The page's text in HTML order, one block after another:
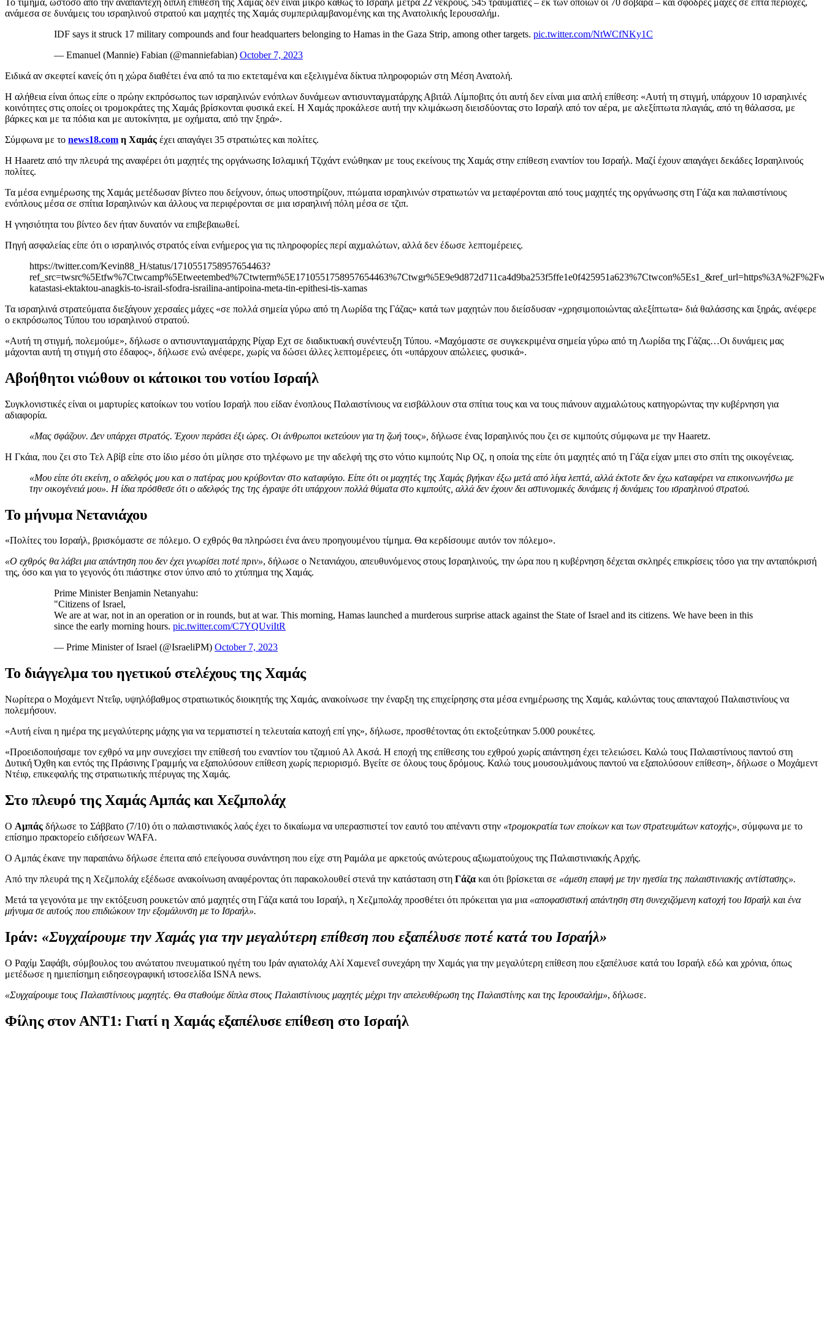
ανάμεσα σε δυνάμεις του ισραηλινού στρατού και μαχητές της Χαμάς συμπεριλαμβανομένης και της Ανατολικής Ιερουσαλήμ.
IDF says it struck 17 military compounds and four headquarters belonging to Hamas in the Gaza Strip, among other targets. pic.twitter.com/NtWCfNKy1C
— Emanuel (Mannie) Fabian (@manniefabian) October 7, 2023
Ειδικά αν σκεφτεί κανείς ότι η χώρα διαθέτει ένα από τα πιο εκτεταμένα και εξελιγμένα δίκτυα πληροφοριών στη Μέση Ανατολή.
Η αλήθεια είναι όπως είπε ο πρώην εκπρόσωπος των ισραηλινών ενόπλων δυνάμεων αντισυνταγματάρχης Αβιτάλ Λίμποβιτς ότι αυτή δεν είναι μια απλή επίθεση: «Αυτή τη στιγμή, υπάρχουν 10 ισραηλινές
κοινότητες στις οποίες οι τρομοκράτες της Χαμάς βρίσκονται φυσικά εκεί. Η Χαμάς προκάλεσε αυτή την κλιμάκωση διεισδύοντας στο Ισραήλ από τον αέρα, με αλεξίπτωτα πλαγιάς, από τη θάλασσα, με
βάρκες και με τα πόδια και με αυτοκίνητα, με οχήματα, από την ξηρά».
Σύμφωνα με το news18.com η Χαμάς έχει απαγάγει 35 στρατιώτες και πολίτες.
Η Haaretz από την πλευρά της αναφέρει ότι μαχητές της οργάνωσης Ισλαμική Τζιχάντ ενώθηκαν με τους εκείνους της Χαμάς στην επίθεση εναντίον του Ισραήλ. Μαζί έχουν απαγάγει δεκάδες Ισραηλινούς
πολίτες.
Τα μέσα ενημέρωσης της Χαμάς μετέδωσαν βίντεο που δείχνουν, όπως υποστηρίζουν, πτώματα ισραηλινών στρατιωτών να μεταφέρονται από τους μαχητές της οργάνωσης στη Γάζα και παλαιστίνιους
ενόπλους μέσα σε σπίτια Ισραηλινών και άλλους να περιφέρονται σε μια ισραηλινή πόλη μέσα σε τζιπ.
Η γνησιότητα του βίντεο δεν ήταν δυνατόν να επιβεβαιωθεί.
Πηγή ασφαλείας είπε ότι ο ισραηλινός στρατός είναι ενήμερος για τις πληροφορίες περί αιχμαλώτων, αλλά δεν έδωσε λεπτομέρειες.
https://twitter.com/Kevin88_H/status/1710551758957654463?
katastasi-ektaktou-anagkis-to-israil-sfodra-israilina-antipoina-meta-tin-epithesi-tis-xamas
Τα ισραηλινά στρατεύματα διεξάγουν χερσαίες μάχες «σε πολλά σημεία γύρω από τη Λωρίδα της Γάζας» κατά των μαχητών που διείσδυσαν «χρησιμοποιώντας αλεξίπτωτα» διά θαλάσσης και ξηράς, ανέφερε
ο εκπρόσωπος Τύπου του ισραηλινού στρατού.
«Αυτή τη στιγμή, πολεμούμε», δήλωσε ο αντισυνταγματάρχης Ρίχαρ Εχτ σε διαδικτυακή συνέντευξη Τύπου. «Μαχόμαστε σε συγκεκριμένα σημεία γύρω από τη Λωρίδα της Γάζας…Οι δυνάμεις μας
μάχονται αυτή τη στιγμή στο έδαφος», δήλωσε ενώ ανέφερε, χωρίς να δώσει άλλες λεπτομέρειες, ότι «υπάρχουν απώλειες, φυσικά».
Αβοήθητοι νιώθουν οι κάτοικοι του νοτίου Ισραήλ
Συγκλονιστικές είναι οι μαρτυρίες κατοίκων του νοτίου Ισραήλ που είδαν ένοπλους Παλαιστίνιους να εισβάλλουν στα σπίτια τους και να τους πιάνουν αιχμαλώτους κατηγορώντας την κυβέρνηση για
αδιαφορία.
«Μας σφάζουν. Δεν υπάρχει στρατός. Έχουν περάσει έξι ώρες. Οι άνθρωποι ικετεύουν για τη ζωή τους», δήλωσε ένας Ισραηλινός που ζει σε κιμπούτς σύμφωνα με την Haaretz.
Η Γκάια, που ζει στο Τελ Αβίβ είπε στο ίδιο μέσο ότι μίλησε στο τηλέφωνο με την αδελφή της στο νότιο κιμπούτς Νιρ Οζ, η οποία της είπε ότι μαχητές από τη Γάζα είχαν μπει στο σπίτι της οικογένειας.
«Μου είπε ότι εκείνη, ο αδελφός μου και ο πατέρας μου κρύβονταν στο καταφύγιο. Είπε ότι οι μαχητές της Χαμάς βγήκαν έξω μετά από λίγα λεπτά, αλλά έκτοτε δεν έχω καταφέρει να επικοινωνήσω με
την οικογένειά μου». Η ίδια πρόσθεσε ότι ο αδελφός της της έγραψε ότι υπάρχουν πολλά θύματα στο κιμπούτς, αλλά δεν έχουν δει αστυνομικές δυνάμεις ή δυνάμεις του ισραηλινού στρατού.
Το μήνυμα Νετανιάχου
«Πολίτες του Ισραήλ, βρισκόμαστε σε πόλεμο. Ο εχθρός θα πληρώσει ένα άνευ προηγουμένου τίμημα. Θα κερδίσουμε αυτόν τον πόλεμο».
«Ο εχθρός θα λάβει μια απάντηση που δεν έχει γνωρίσει ποτέ πριν», δήλωσε ο Νετανιάχου, απευθυνόμενος στους Ισραηλινούς, την ώρα που η κυβέρνηση δέχεται σκληρές επικρίσεις τόσο για την ανταπόκρισή
της, όσο και για το γεγονός ότι πιάστηκε στον ύπνο από το χτύπημα της Χαμάς.
Prime Minister Benjamin Netanyahu:
"Citizens of Israel,
We are at war, not in an operation or in rounds, but at war. This morning, Hamas launched a murderous surprise attack against the State of Israel and its citizens. We have been in this
since the early morning hours. pic.twitter.com/C7YQUviItR
— Prime Minister of Israel (@IsraeliPM) October 7, 2023
Το διάγγελμα του ηγετικού στελέχους της Χαμάς
Νωρίτερα ο Μοχάμεντ Ντεΐφ, υψηλόβαθμος στρατιωτικός διοικητής της Χαμάς, ανακοίνωσε την έναρξη της επιχείρησης στα μέσα ενημέρωσης της Χαμάς, καλώντας τους απανταχού Παλαιστινίους να
πολεμήσουν.
«Αυτή είναι η ημέρα της μεγαλύτερης μάχης για να τερματιστεί η τελευταία κατοχή επί γης», δήλωσε, προσθέτοντας ότι εκτοξεύτηκαν 5.000 ρουκέτες.
«Προειδοποιήσαμε τον εχθρό να μην συνεχίσει την επίθεσή του εναντίον του τζαμιού Αλ Ακσά. Η εποχή της επίθεσης του εχθρού χωρίς απάντηση έχει τελειώσει. Καλώ τους Παλαιστίνιους παντού στη
Δυτική Όχθη και εντός της Πράσινης Γραμμής να εξαπολύσουν επίθεση χωρίς περιορισμό. Βγείτε σε όλους τους δρόμους. Καλώ τους μουσουλμάνους παντού να εξαπολύσουν επίθεση», δήλωσε ο Μοχάμεντ
Ντέιφ, επικεφαλής της στρατιωτικής πτέρυγας της Χαμάς.
Στο πλευρό της Χαμάς Αμπάς και Χεζμπολάχ
Ο Αμπάς δήλωσε το Σάββατο (7/10) ότι ο παλαιστινιακός λαός έχει το δικαίωμα να υπερασπιστεί τον εαυτό του απέναντι στην «τρομοκρατία των εποίκων και των στρατευμάτων κατοχής», σύμφωνα με το
επίσημο πρακτορείο ειδήσεων WAFA.
Ο Αμπάς έκανε την παραπάνω δήλωσε έπειτα από επείγουσα συνάντηση που είχε στη Ραμάλα με αρκετούς ανώτερους αξιωματούχους της Παλαιστινιακής Αρχής.
Από την πλευρά της η Χεζμπολάχ εξέδωσε ανακοίνωση αναφέροντας ότι παρακολουθεί στενά την κατάσταση στη Γάζα και ότι βρίσκεται σε «άμεση επαφή με την ηγεσία της παλαιστινιακής αντίστασης».
Μετά τα γεγονότα με την εκτόξευση ρουκετών από μαχητές στη Γάζα κατά του Ισραήλ, η Χεζμπολάχ προσθέτει ότι πρόκειται για μια «αποφασιστική απάντηση στη συνεχιζόμενη κατοχή του Ισραήλ και ένα
μήνυμα σε αυτούς που επιδιώκουν την εξομάλυνση με το Ισραήλ».
Ιράν: «Συγχαίρουμε την Χαμάς για την μεγαλύτερη επίθεση που εξαπέλυσε ποτέ κατά του Ισραήλ»
Ο Ραχίμ Σαφάβι, σύμβουλος του ανώτατου πνευματικού ηγέτη του Ιράν αγιατολάχ Αλί Χαμενεΐ συνεχάρη την Χαμάς για την μεγαλύτερη επίθεση που εξαπέλυσε κατά του Ισραήλ εδώ και χρόνια, όπως
μετέδωσε η ημιεπίσημη ειδησεογραφική ιστοσελίδα ISNA news.
«Συγχαίρουμε τους Παλαιστίνιους μαχητές. Θα σταθούμε δίπλα στους Παλαιστίνιους μαχητές μέχρι την απελευθέρωση της Παλαιστίνης και της Ιερουσαλήμ», δήλωσε.
Φίλης στον ΑΝΤ1: Γιατί η Χαμάς εξαπέλυσε επίθεση στο Ισραήλ